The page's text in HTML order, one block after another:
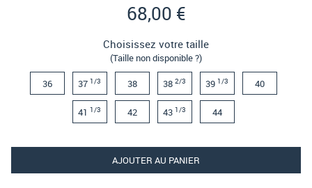
68,00 €
Choisissez votre taille
(Taille non disponible ?)
36 37 1/3 38 38 2/3 39 1/3 40
41 1/3 42 43 1/3 44
AJOUTER AU PANIER